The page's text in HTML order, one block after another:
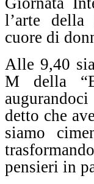
l’arte
cuore di
Alle 9,40
M della
detto che
siamo
pensieri in